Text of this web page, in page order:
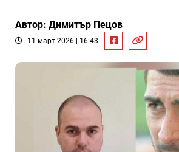
Автор: Димитър Пецов
11 март 2026 | 16:43